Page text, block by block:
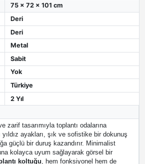
75 x 72 x 101 cm
Deri
Deri
Metal
Sabit
Yok
Türkiye
2 Yıl
zarif tasarımıyla toplantı odalarına
ayakları, şık ve sofistike bir dokunuş
güçlü bir duruş kazandırır. Minimalist
kolayca uyum sağlayarak görsel bir
koltuğu , hem fonksiyonel hem de